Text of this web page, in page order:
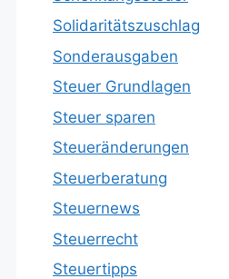
Solidaritätszuschlag
Sonderausgaben
Steuer Grundlagen
Steuer sparen
Steueränderungen
Steuerberatung
Steuernews
Steuerrecht
Steuertipps